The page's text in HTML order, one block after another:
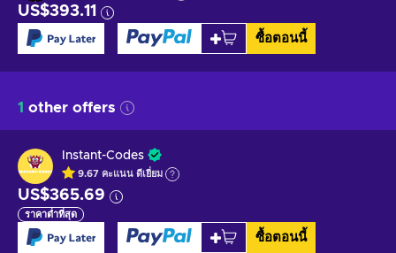
US$393.11
ซื้อตอนนี้
1 other offers
Instant-Codes
9.67 คะแนน ดีเยี่ยม
US$365.69
ราคาต่ำที่สุด
ซื้อตอนนี้